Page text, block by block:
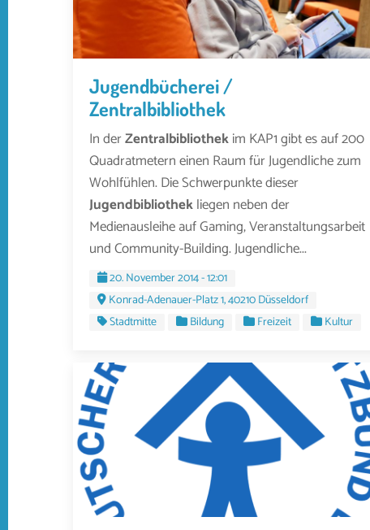
Jugendbücherei /
Zentralbibliothek
In derZentralbibliothekim KAP1 gibt es auf 200
Quadratmetern einen Raum für Jugendliche zum
Wohlfühlen. Die Schwerpunkte dieser
Jugendbibliothekliegen neben der
Medienausleihe auf Gaming, Veranstaltungsarbeit
und Community-Building. Jugendliche...
20. November 2014 - 12:01
Konrad-Adenauer-Platz 1, 40210 Düsseldorf
Stadtmitte
Bildung Freizeit Kultur